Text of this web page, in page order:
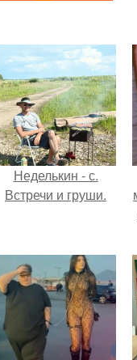
Неделькин - с.
Встречи и груши.